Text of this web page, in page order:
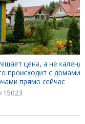
цена, а не
происходит с домами
прямо сейчас
15023